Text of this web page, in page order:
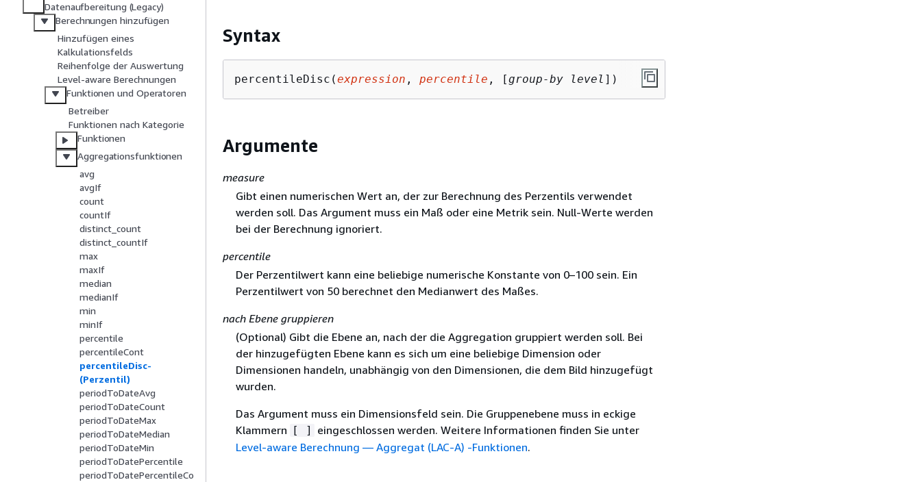
Datenaufbereitung (Legacy)
Berechnungen hinzufügen
Hinzufügen eines
Kalkulationsfelds
Reihenfolge der Auswertung
Level-aware Berechnungen
Funktionen und Operatoren
Betreiber
Funktionen nach Kategorie
Funktionen
Aggregationsfunktionen
avg
avgIf
count
countIf
distinct_count
distinct_countIf
max
maxIf
median
medianIf
min
minIf
percentile
percentileCont
percentileDisc-
(Perzentil)
periodToDateAvg
periodToDateCount
periodToDateMax
periodToDateMedian
periodToDateMin
periodToDatePercentile
periodToDatePercentileCo
Syntax
percentileDisc(expression , percentile , [group-by level ])
Argumente
measure
Gibt einen numerischen Wert an, der zur Berechnung des Perzentils verwendet
werden soll. Das Argument muss ein Maß oder eine Metrik sein. Null-Werte werden
bei der Berechnung ignoriert.
percentile
Der Perzentilwert kann eine beliebige numerische Konstante von 0–100 sein. Ein
Perzentilwert von 50 berechnet den Medianwert des Maßes.
nach Ebene gruppieren
(Optional) Gibt die Ebene an, nach der die Aggregation gruppiert werden soll. Bei
der hinzugefügten Ebene kann es sich um eine beliebige Dimension oder
Dimensionen handeln, unabhängig von den Dimensionen, die dem Bild hinzugefügt
wurden.
Das Argument muss ein Dimensionsfeld sein. Die Gruppenebene muss in eckige
Klammern
[ ]
eingeschlossen werden. Weitere Informationen finden Sie unter
Level-aware Berechnung — Aggregat (LAC-A) -Funktionen.